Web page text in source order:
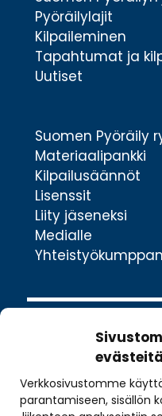
evästeitä
Verkkosivustomme
parantamiseen, sisällön
Pyöräilylajit
Kilpaileminen
Tapahtumat ja
Uutiset
Suomen Pyöräily
Materiaalipankki
Kilpailusäännöt
Lisenssit
Liity jäseneksi
Medialle